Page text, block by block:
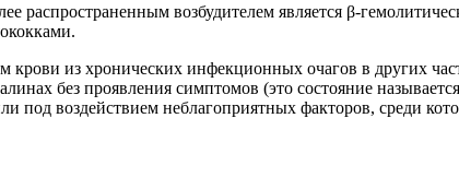
распространенным возбудителем является β-
из хронических инфекционных очагов в других
без проявления симптомов (это состояние
под воздействием неблагоприятных факторов, среди